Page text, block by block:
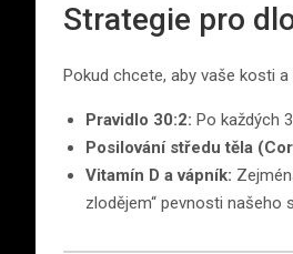
Strategie pro
Pokud chcete, aby vaše kosti
Pravidlo 30:2: Po každých
Posilování středu těla
Vitamín D a vápník:
zlodějem“ pevnosti našeho